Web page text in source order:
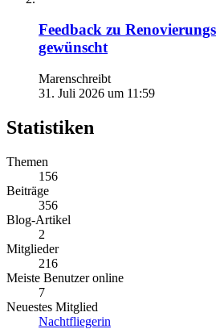
Feedback zu
gewünscht
Marenschreibt
31. Juli 2026 um 11:59
Statistiken
Themen
156
Beiträge
356
Blog-Artikel
2
Mitglieder
216
Meiste Benutzer online
7
Neuestes Mitglied
Nachtfliegerin